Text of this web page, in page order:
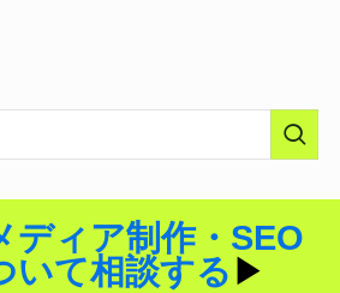
ディア制作・SEO
いて相談する ▶︎